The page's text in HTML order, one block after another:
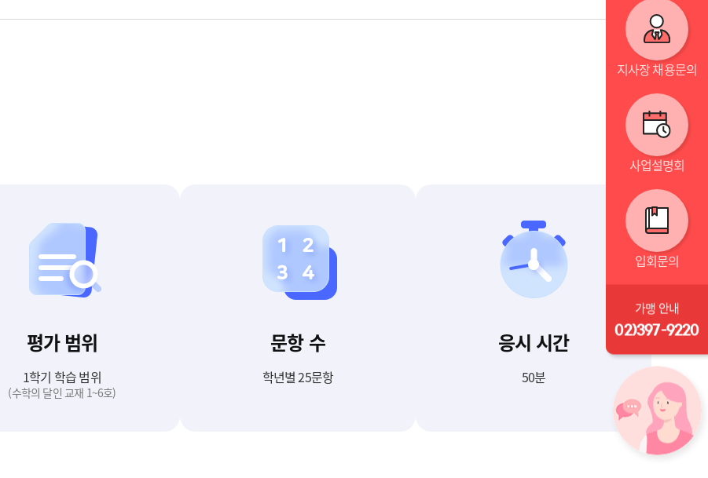
평가 범위
1학기 학습 범위
(수학의 달인 교재 1~6호)
문항 수
학년별 25문항
응시 시간
50분
지사장 채용문의
사업설명회
입회문의
가맹 안내
02)397-9220